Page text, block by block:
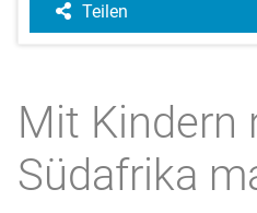
Teilen
Mit Kindern
Südafrika